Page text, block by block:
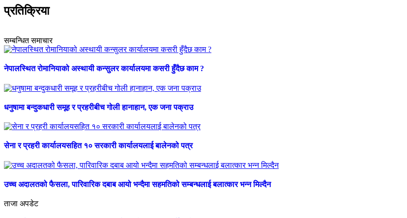
प्रतिक्रिया
सम्बन्धित समाचार
नेपालस्थित रोमानियाको अस्थायी कन्सुलर कार्यालयमा कसरी हुँदैछ काम ?
धनुषामा बन्दुकधारी समूह र प्रहरीबीच गोली हानाहान, एक जना पक्राउ
सेना र प्रहरी कार्यालयसहित १० सरकारी कार्यालयलाई बालेनको पत्र
उच्च अदालतको फैसला, पारिवारिक दबाब आयो भन्दैमा सहमतिको सम्बन्धलाई बलात्कार भन्न मिल्दैन
ताजा अपडेट